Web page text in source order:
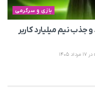
بازی و سرگرمی
نیم میلیارد کاربر